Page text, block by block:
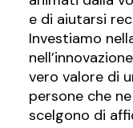
e di aiutarsi
Investiamo
vero valore di
persone che
scelgono di